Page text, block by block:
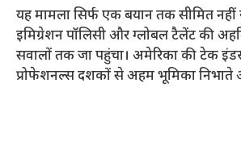
यह मामला सिर्फ एक बयान तक सीमित नहीं
इमिग्रेशन पॉलिसी और ग्लोबल टैलेंट की
सवालों तक जा पहुंचा। अमेरिका की टेक
प्रोफेशनल्स दशकों से अहम भूमिका निभाते